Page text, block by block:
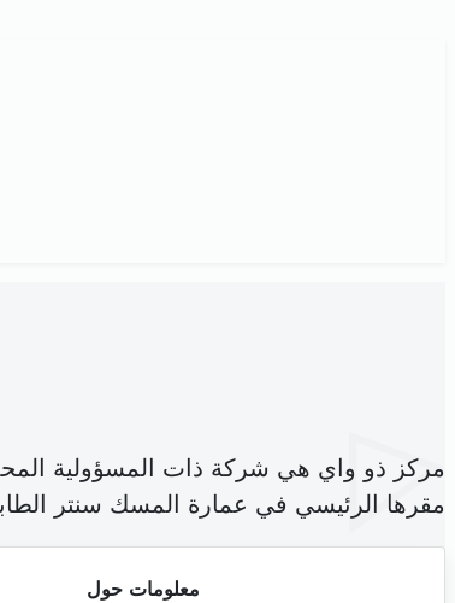
مركز ذو واي هي شركة ذات المسؤولية
مقرها الرئيسي في عمارة المسك سنتر الطابق1 مونبليزير بورجل باب
معلومات حول